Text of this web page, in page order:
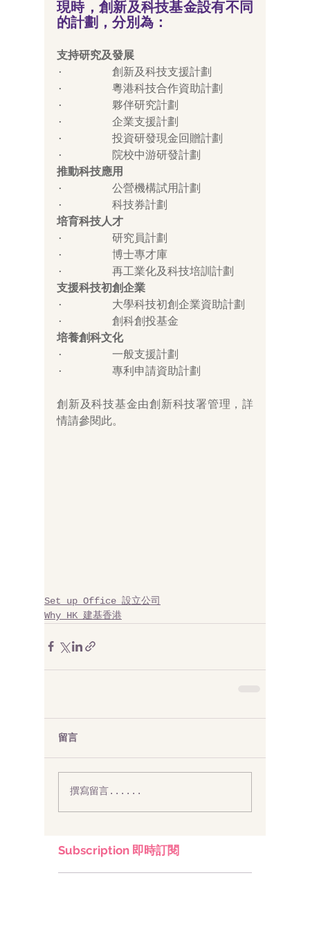
現時，創新及科技基金設有不同
的計劃，分別為：
支持研究及發展
·       創新及科技支援計劃
·       粵港科技合作資助計劃
·       夥伴研究計劃
·       企業支援計劃
·       投資研發現金回贈計劃
·       院校中游研發計劃
推動科技應用
·       公營機構試用計劃
·       科技券計劃
培育科技人才
·       研究員計劃
·       博士專才庫
·       再工業化及科技培訓計劃
支援科技初創企業
·       大學科技初創企業資助計劃
·       創科創投基金
培養創科文化
·       一般支援計劃
·       專利申請資助計劃
創新及科技基金由創新科技署管理，詳
情請參閱此。
Set up Office 設立公司
Why HK 建基香港
留言
撰寫留言......
Subscription 即時訂閱